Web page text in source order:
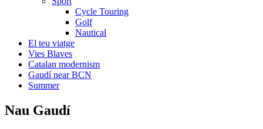
Cycle Touring
Golf
Nautical
El teu viatge
Vies Blaves
Catalan modernism
Gaudí near BCN
Summer
Nau Gaudí